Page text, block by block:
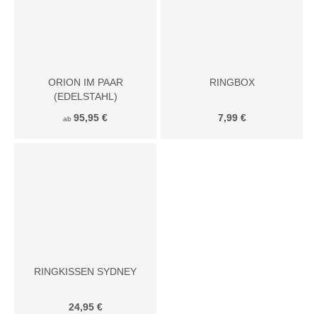
ORION IM PAAR
(EDELSTAHL)
ab 95,95 €
RINGBOX
7,99 €
RINGKISSEN SYDNEY
24,95 €